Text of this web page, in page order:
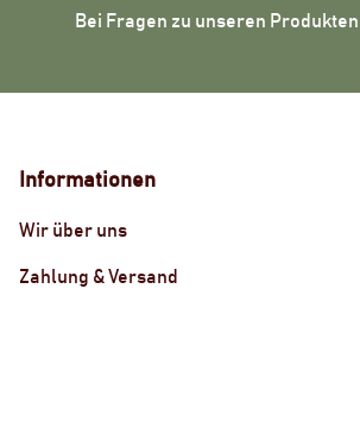
Bei Fragen zu unseren
Informationen
Wir über uns
Zahlung & Versand